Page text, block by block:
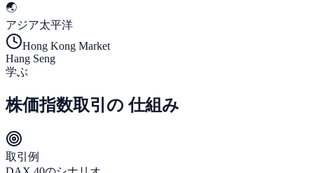
🌏
アジア太平洋
Hong Kong Market
Hang Seng
学ぶ
株価指数取引の 仕組み
取引例